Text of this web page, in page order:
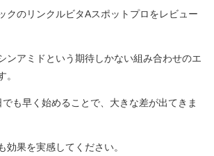
クのリンクルビタAスポットプロをレビュー
ンアミドという期待しかない組み合わせのエ
。
も早く始めることで、大きな差が出てきま
効果を実感してください。